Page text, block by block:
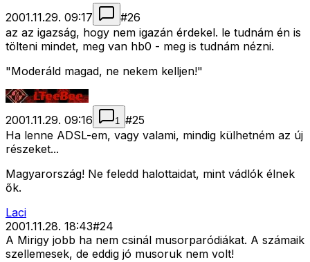
2001.11.29. 09:17 #26
az az igazság, hogy nem igazán érdekel. le tudnám én is
tölteni mindet, meg van hb0 - meg is tudnám nézni.
"Moderáld magad, ne nekem kelljen!"
2001.11.29. 09:16 1 #25
Ha lenne ADSL-em, vagy valami, mindig külhetném az új
részeket...
Magyarország! Ne feledd halottaidat, mint vádlók élnek
ők.
Laci
2001.11.28. 18:43#24
A Mirigy jobb ha nem csinál musorparódiákat. A számaik
szellemesek, de eddig jó musoruk nem volt!